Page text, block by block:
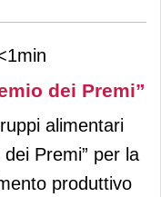
dei Premi”
alimentari
Premi” per la
produttivo